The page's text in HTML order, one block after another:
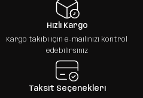
Hızlı Kargo
Kargo takibi için e-mailinizi kontrol
edebilirsiniz
Taksit Seçenekleri